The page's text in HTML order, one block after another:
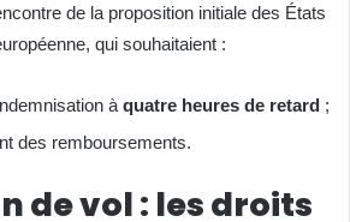
de la proposition initiale des États
qui souhaitaient :
à quatre heures de retard ;
des remboursements.
de vol : les droits